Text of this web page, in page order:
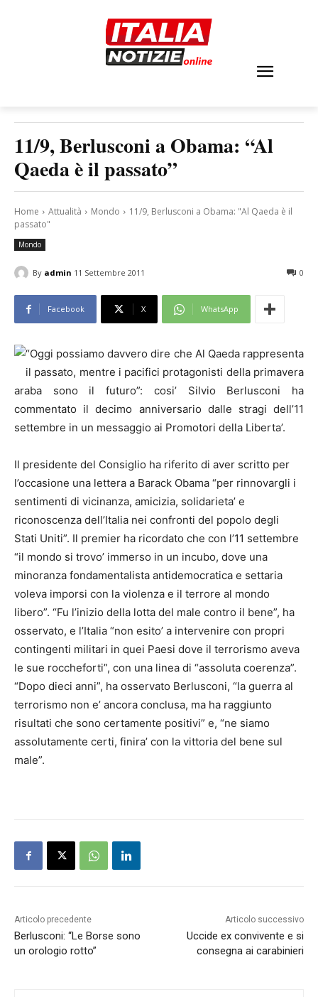
11/9, Berlusconi a Obama: “Al
Qaeda è il passato”
Home Attualità Mondo
11/9, Berlusconi a Obama: "Al Qaeda è il
passato"
Mondo
By admin 11 Settembre 2011 0
Facebook X WhatsApp
“Oggi possiamo davvero dire che Al Qaeda rappresenta
il passato, mentre i pacifici protagonisti della primavera
araba sono il futuro”: cosi’ Silvio Berlusconi ha
commentato il decimo anniversario dalle stragi dell’11
settembre in un messaggio ai Promotori della Liberta’.
Il presidente del Consiglio ha riferito di aver scritto per
l’occasione una lettera a Barack Obama “per rinnovargli i
sentimenti di vicinanza, amicizia, solidarieta’ e
riconoscenza dell’Italia nei confronti del popolo degli
Stati Uniti”. Il premier ha ricordato che con l’11 settembre
“il mondo si trovo’ immerso in un incubo, dove una
minoranza fondamentalista antidemocratica e settaria
voleva imporsi con la violenza e il terrore al mondo
libero”. “Fu l’inizio della lotta del male contro il bene”, ha
osservato, e l’Italia “non esito’ a intervenire con propri
contingenti militari in quei Paesi dove il terrorismo aveva
le sue roccheforti”, con una linea di “assoluta coerenza”.
“Dopo dieci anni”, ha osservato Berlusconi, “la guerra al
terrorismo non e’ ancora conclusa, ma ha raggiunto
risultati che sono certamente positivi” e, “ne siamo
assolutamente certi, finira’ con la vittoria del bene sul
male”.
Articolo precedente
Berlusconi: “Le Borse sono
un orologio rotto”
Articolo successivo
Uccide ex convivente e si
consegna ai carabinieri